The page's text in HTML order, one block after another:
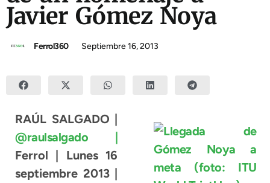
Javier Gómez Noya
Ferrol360 Septiembre 16, 2013
RAÚL SALGADO |
@raulsalgado |
Ferrol | Lunes 16
septiembre 2013 |